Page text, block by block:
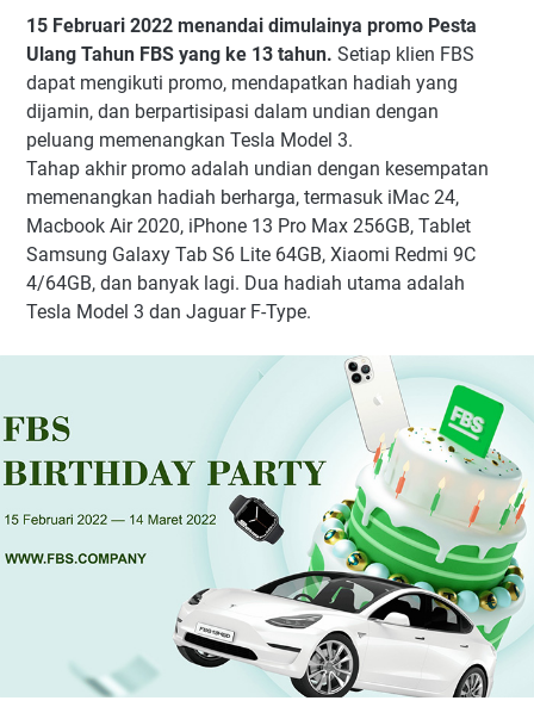
15 Februari 2022 menandai dimulainya promo Pesta
Ulang Tahun FBS yang ke 13 tahun. Setiap klien FBS
dapat mengikuti promo, mendapatkan hadiah yang
dijamin, dan berpartisipasi dalam undian dengan
peluang memenangkan Tesla Model 3.
Tahap akhir promo adalah undian dengan kesempatan
memenangkan hadiah berharga, termasuk iMac 24,
Macbook Air 2020, iPhone 13 Pro Max 256GB, Tablet
Samsung Galaxy Tab S6 Lite 64GB, Xiaomi Redmi 9C
4/64GB, dan banyak lagi. Dua hadiah utama adalah
Tesla Model 3 dan Jaguar F-Type.